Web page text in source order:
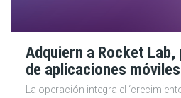
Adquiern a Rocket
de aplicaciones
La operación integra el